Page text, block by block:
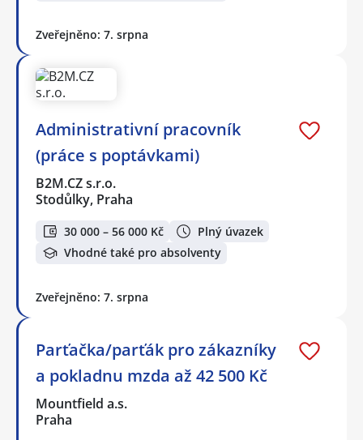
Zveřejněno: 7. srpna
Administrativní pracovník
(práce s poptávkami)
B2M.CZ s.r.o.
Stodůlky, Praha
30 000 – 56 000 Kč
Plný úvazek
Vhodné také pro absolventy
Zveřejněno: 7. srpna
Parťačka/parťák pro zákazníky
a pokladnu mzda až 42 500 Kč
Mountfield a.s.
Praha